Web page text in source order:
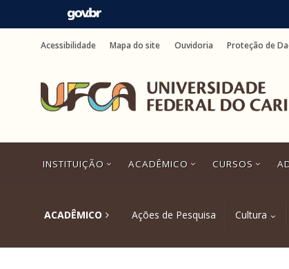
para
para
busca
rodapé
Acessibilidade Mapa do site Ouvidoria Proteção de
INSTITUIÇÃO ACADÊMICO CURSOS
ACADÊMICO Ações de Pesquisa Cultura